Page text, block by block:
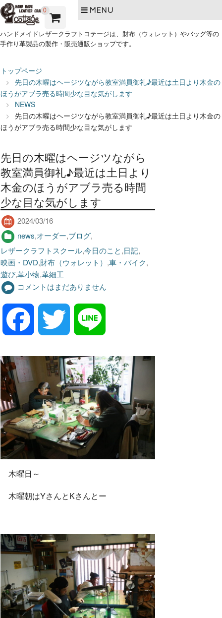
0 MENU
ハンドメイドレザークラフトコテージは、財布（ウォレット）やバッグ等の
手作り革製品の製作・販売通販ショップです。
トップページ
先日の木曜はヘージツながら教室満員御礼♪最近は土日より木金の
ほうがアブラ売る時間少な目な気がします
NEWS
先日の木曜はヘージツながら教室満員御礼♪最近は土日より木金の
ほうがアブラ売る時間少な目な気がします
先日の木曜はヘージツながら
教室満員御礼♪最近は土日より
木金のほうがアブラ売る時間
少な目な気がします
2024/03/16
news,オーダー,ブログ,
レザークラフトスクール,今日のこと,日記,
映画・DVD,財布（ウォレット） ,車・バイク,
遊び,革小物,革細工
コメントはまだありません
e
o
k
i
t
t
n
e
木曜日～
木曜朝はYさんとKさんとー